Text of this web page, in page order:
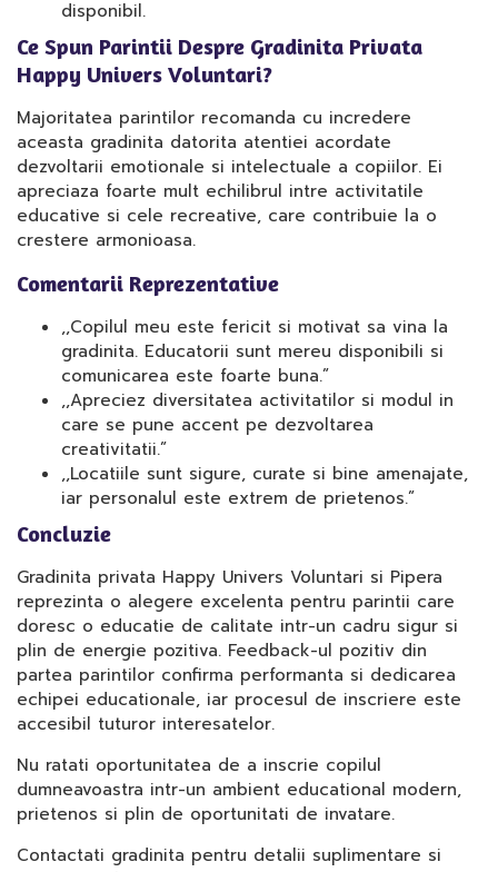
disponibil.
Ce Spun Parintii Despre Gradinita Privata
Happy Univers Voluntari?
Majoritatea parintilor recomanda cu incredere
aceasta gradinita datorita atentiei acordate
dezvoltarii emotionale si intelectuale a copiilor. Ei
apreciaza foarte mult echilibrul intre activitatile
educative si cele recreative, care contribuie la o
crestere armonioasa.
Comentarii Reprezentative
,,Copilul meu este fericit si motivat sa vina la
gradinita. Educatorii sunt mereu disponibili si
comunicarea este foarte buna.”
,,Apreciez diversitatea activitatilor si modul in
care se pune accent pe dezvoltarea
creativitatii.”
,,Locatiile sunt sigure, curate si bine amenajate,
iar personalul este extrem de prietenos.”
Concluzie
Gradinita privata Happy Univers Voluntari si Pipera
reprezinta o alegere excelenta pentru parintii care
doresc o educatie de calitate intr-un cadru sigur si
plin de energie pozitiva. Feedback-ul pozitiv din
partea parintilor confirma performanta si dedicarea
echipei educationale, iar procesul de inscriere este
accesibil tuturor interesatelor.
Nu ratati oportunitatea de a inscrie copilul
dumneavoastra intr-un ambient educational modern,
prietenos si plin de oportunitati de invatare.
Contactati gradinita pentru detalii suplimentare si